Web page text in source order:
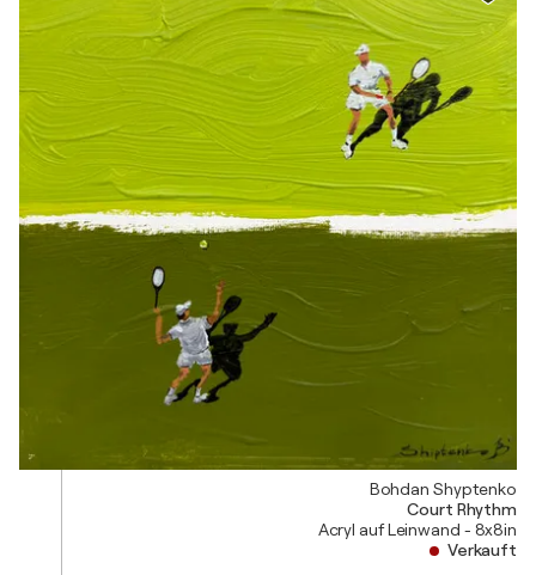
Bohdan Shyptenko
Court Rhythm
Acryl auf Leinwand - 8x8in
Verkauft